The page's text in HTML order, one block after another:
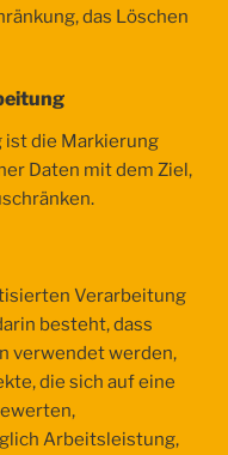
das Löschen
ist die Markierung
Daten mit dem Ziel,
Verarbeitung
besteht, dass
verwendet werden,
die sich auf eine
Arbeitsleistung,